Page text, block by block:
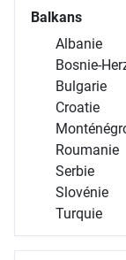
Balkans
Albanie
Bosnie-
Bulgarie
Croatie
Roumanie
Serbie
Slovénie
Turquie